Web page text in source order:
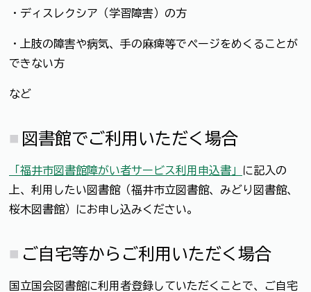
・ディスレクシア（学習障害）の方
・上肢の障害や病気、手の麻痺等でページをめくることが
できない方
など
図書館でご利用いただく場合
「福井市図書館障がい者サービス利用申込書」
に記入の
上、利用したい図書館（福井市立図書館、みどり図書館、
桜木図書館）にお申し込みください。
ご自宅等からご利用いただく場合
国立国会図書館に利用者登録していただくことで、ご自宅